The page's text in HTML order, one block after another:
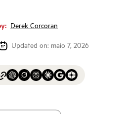
Derek Corcoran
Updated on: maio 7, 2026